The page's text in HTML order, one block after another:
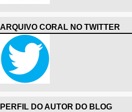
ARQUIVO CORAL NO TWITTER
PERFIL DO AUTOR DO BLOG